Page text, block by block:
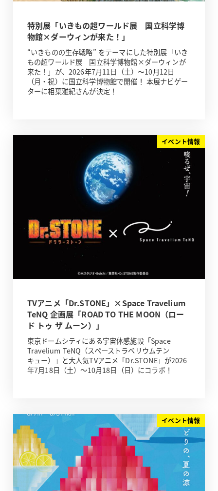
特別展「いきもの超ワールド展 国立科学博
物館×ダーウィンが来た！」
“いきものの生存戦略” をテーマにした特別展「いき
もの超ワールド展 国立科学博物館×ダーウィンが
来た！」が、2026年7月11日（土）〜10月12日
（月・祝）に国立科学博物館で開催！ 本展ナビゲー
ターに相葉雅紀さんが決定！
イベント情報
TVアニメ「Dr.STONE」×Space Travelium
TeNQ 企画展「ROAD TO THE MOON（ロー
ド トゥ ザ ムーン）」
東京ドームシティにある宇宙体感施設「Space
Travelium TeNQ（スペーストラベリウムテン
キュー）」と大人気TVアニメ「Dr.STONE」が2026
年7月18日（土）～10月18日（日）にコラボ！
イベント情報